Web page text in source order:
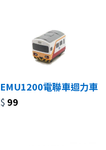
EMU1200電聯車迴力車
$ 99